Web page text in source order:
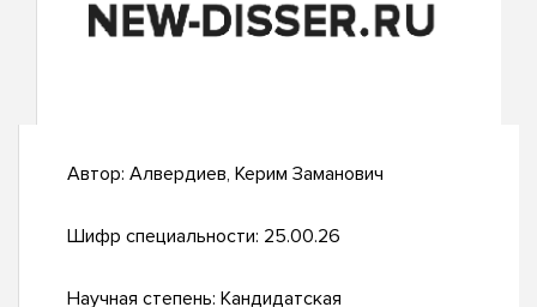
Автор: Алвердиев, Керим Заманович
Шифр специальности: 25.00.26
Научная степень: Кандидатская